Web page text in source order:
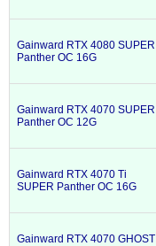
Gainward RTX 4080 SUPER
Panther OC 16G
Gainward RTX 4070 SUPER
Panther OC 12G
Gainward RTX 4070 Ti
SUPER Panther OC 16G
Gainward RTX 4070 GHOST